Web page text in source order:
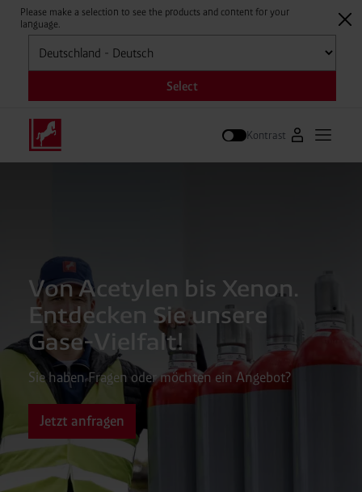
Please make a selection to see the products and content for your
language.
Auswählen
Select
Kontrast Zum
Von Acetylen bis Xenon.
Entdecken Sie unsere
Gase-Vielfalt!
Sie haben Fragen oder möchten ein Angebot?
Jetzt anfragen